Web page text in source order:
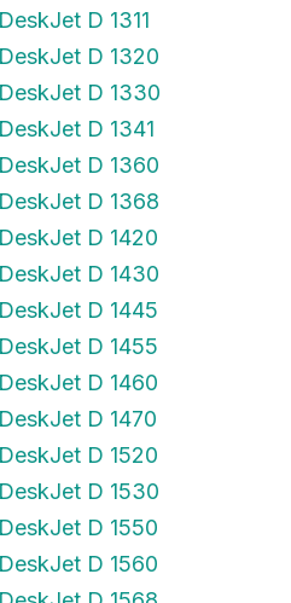
D 1320
D 1330
D 1341
D 1360
D 1368
D 1420
D 1430
D 1445
D 1455
D 1460
D 1470
D 1520
D 1530
D 1550
D 1560
D 1568